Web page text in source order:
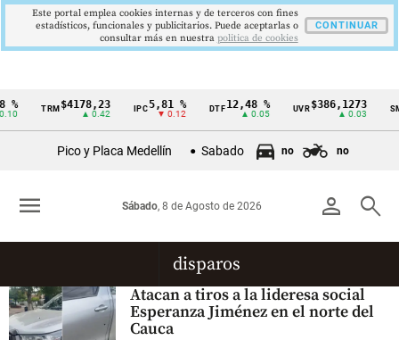
Cintillo
Colombia
TRM$4178,23
▲ 0.42
IPC5,81 %
▼ 0.12
DTF12,48 %
▲ 0.05
UVR$386,1273
▲ 0.03
Pico y Placa Medellín Sabado no no
person search
Sábado, 8 de Agosto de 2026
menu
disparos
Atacan a tiros a la lideresa social
Esperanza Jiménez en el norte del
Cauca
Este portal emplea cookies internas y de terceros con fines
estadísticos, funcionales y publicitarios. Puede aceptarlas o
consultar más en nuestra politica de cookies
CONTINUAR